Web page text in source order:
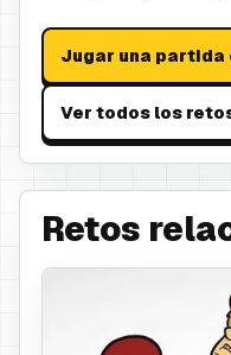
Jugar una partida
Ver todos los
Retos